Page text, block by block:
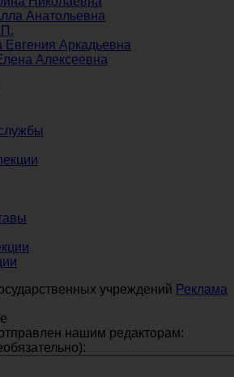
Анатольевна
Евгения Аркадьевна
Алексеевна
учреждений Реклама
нашим редакторам: